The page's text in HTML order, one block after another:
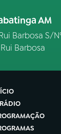
AM
Barbosa S/
Rui Barbosa